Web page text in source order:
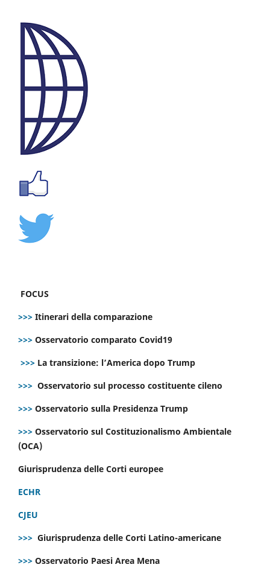
FOCUS
>>> Itinerari della comparazione
>>> Osservatorio comparato Covid19
>>> La transizione: l’America dopo Trump
>>> Osservatorio sul processo costituente cileno
>>> Osservatorio sulla Presidenza Trump
>>> Osservatorio sul Costituzionalismo Ambientale
(OCA)
Giurisprudenza delle Corti europee
ECHR
CJEU
>>> Giurisprudenza delle Corti Latino-americane
>>> Osservatorio Paesi Area Mena